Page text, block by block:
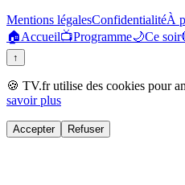
Mentions légalesConfidentialitéÀ
🏠Accueil📺Programme🌙Ce soir
↑
🍪 TV.fr utilise des cookies pour
savoir plus
Accepter Refuser